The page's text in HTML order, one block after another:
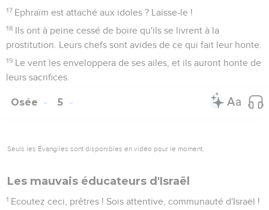
17 Ephraïm est attaché aux idoles ? Laisse-le !
18 Ils ont à peine cessé de boire qu'ils se livrent à la
prostitution. Leurs chefs sont avides de ce qui fait leur honte.
19 Le vent les enveloppera de ses ailes, et ils auront honte de
leurs sacrifices.
Osée 5
Seuls les Évangiles sont disponibles en vidéo pour le moment.
Les mauvais éducateurs d'Israël
1 Ecoutez ceci, prêtres ! Sois attentive, communauté d'Israël !